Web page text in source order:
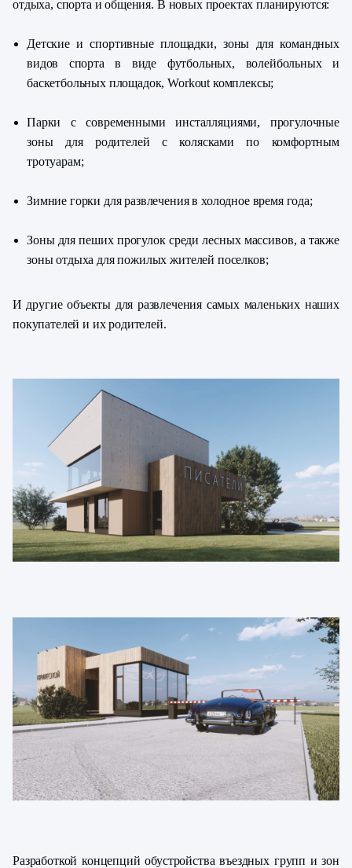
отдыха, спорта и общения. В новых проектах планируются:
Детские и спортивные площадки, зоны для командных
видов спорта в виде футбольных, волейбольных и
баскетбольных площадок, Workout комплексы;
Парки с современными инсталляциями, прогулочные
зоны для родителей с колясками по комфортным
тротуарам;
Зимние горки для развлечения в холодное время года;
Зоны для пеших прогулок среди лесных массивов, а также
зоны отдыха для пожилых жителей поселков;
И другие объекты для развлечения самых маленьких наших
покупателей и их родителей.
Разработкой концепций обустройства въездных групп и зон